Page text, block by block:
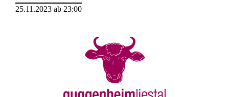
25.11.2023 ab 23:00